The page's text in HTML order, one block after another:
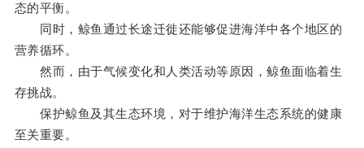
态的平衡。
同时，鲸鱼通过长途迁徙还能够促进海洋中各个地区的
营养循环。
然而，由于气候变化和人类活动等原因，鲸鱼面临着生
存挑战。
保护鲸鱼及其生态环境，对于维护海洋生态系统的健康
至关重要。